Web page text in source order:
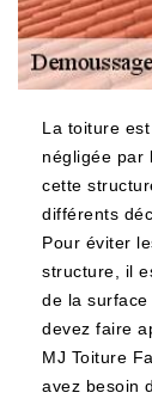
La toiture
négligée par
cette
différents
Pour éviter
structure, il
de la
devez faire
MJ Toiture
avez besoin